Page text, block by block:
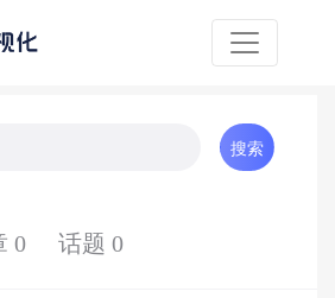
搜索
0 话题 0